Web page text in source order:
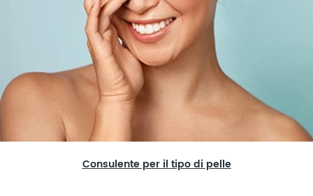
Consulente per il tipo di pelle